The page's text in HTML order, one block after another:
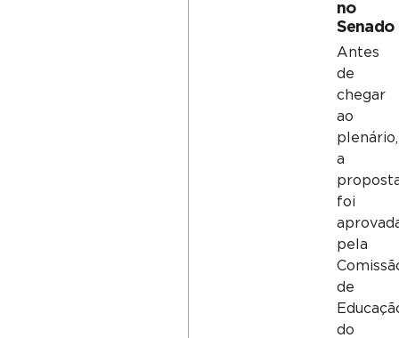
no
Senado
Antes
de
chegar
ao
plenário,
a
foi
pela
de
do